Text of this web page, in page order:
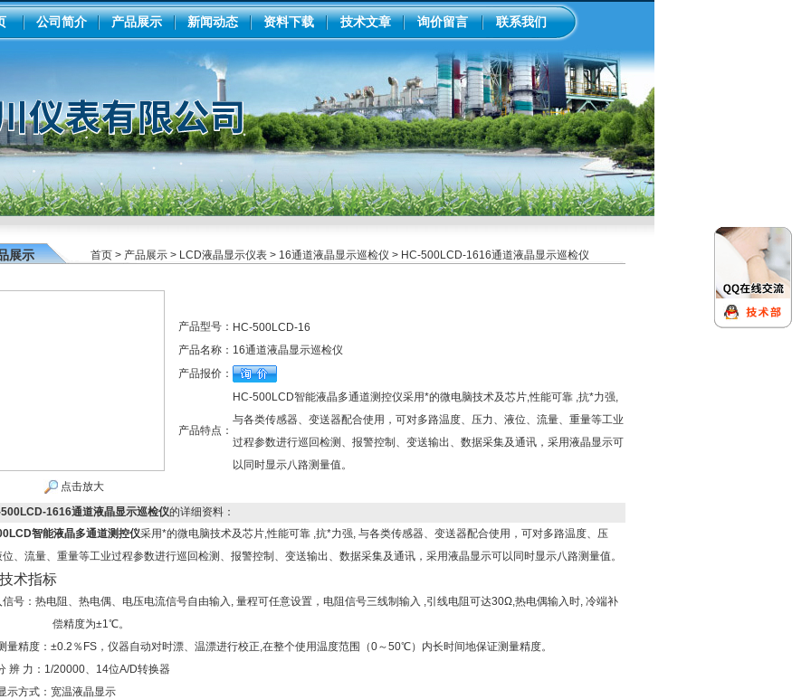
公司简介 产品展示 新闻动态 资料下载 技术文章 询价留言 联系我们
展示 首页> 产品展示> LCD液晶显示仪表> 16通道液晶显示巡检仪 > HC-500LCD-1616通道液晶显示巡检仪
点击放大
产品型号： HC-500LCD-16
产品名称： 16通道液晶显示巡检仪
产品报价：
产品特点：
HC-500LCD智能液晶多通道测控仪采用*的微电脑技术及芯片,性能可靠 ,抗*力强,
与各类传感器、变送器配合使用，可对多路温度、压力、液位、流量、重量等工业
过程参数进行巡回检测、报警控制、变送输出、数据采集及通讯，采用液晶显示可
以同时显示八路测量值。
1616通道液晶显示巡检仪的详细资料：
智能液晶多通道测控仪采用*的微电脑技术及芯片,性能可靠 ,抗*力强, 与各类传感器、变送器配合使用，可对多路温度、压
、流量、重量等工业过程参数进行巡回检测、报警控制、变送输出、数据采集及通讯，采用液晶显示可以同时显示八路测量值。
术指标
信号：热电阻、热电偶、电压电流信号自由输入, 量程可任意设置，电阻信号三线制输入 ,引线电阻可达30Ω,热电偶输入时, 冷端补
偿精度为±1℃。
量精度：±0.2％FS，仪器自动对时漂、温漂进行校正,在整个使用温度范围（0～50℃）内长时间地保证测量精度。
辨 力：1/20000、14位A/D转换器
示方式：宽温液晶显示